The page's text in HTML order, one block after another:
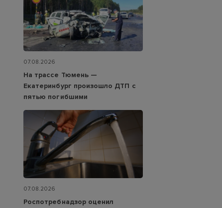
07.08.2026
На трассе Тюмень —
Екатеринбург произошло ДТП с
пятью погибшими
07.08.2026
Роспотребнадзор оценил